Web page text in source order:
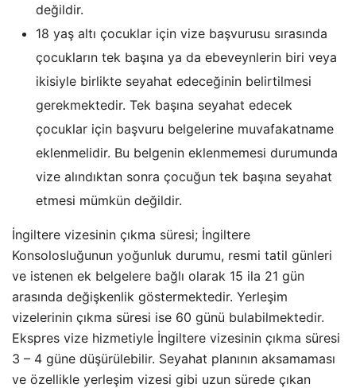
değildir.
18 yaş altı çocuklar için vize başvurusu sırasında
çocukların tek başına ya da ebeveynlerin biri veya
ikisiyle birlikte seyahat edeceğinin belirtilmesi
gerekmektedir. Tek başına seyahat edecek
çocuklar için başvuru belgelerine muvafakatname
eklenmelidir. Bu belgenin eklenmemesi durumunda
vize alındıktan sonra çocuğun tek başına seyahat
etmesi mümkün değildir.
İngiltere vizesinin çıkma süresi; İngiltere
Konsolosluğunun yoğunluk durumu, resmi tatil günleri
ve istenen ek belgelere bağlı olarak 15 ila 21 gün
arasında değişkenlik göstermektedir. Yerleşim
vizelerinin çıkma süresi ise 60 günü bulabilmektedir.
Ekspres vize hizmetiyle İngiltere vizesinin çıkma süresi
3 – 4 güne düşürülebilir. Seyahat planının aksamaması
ve özellikle yerleşim vizesi gibi uzun sürede çıkan